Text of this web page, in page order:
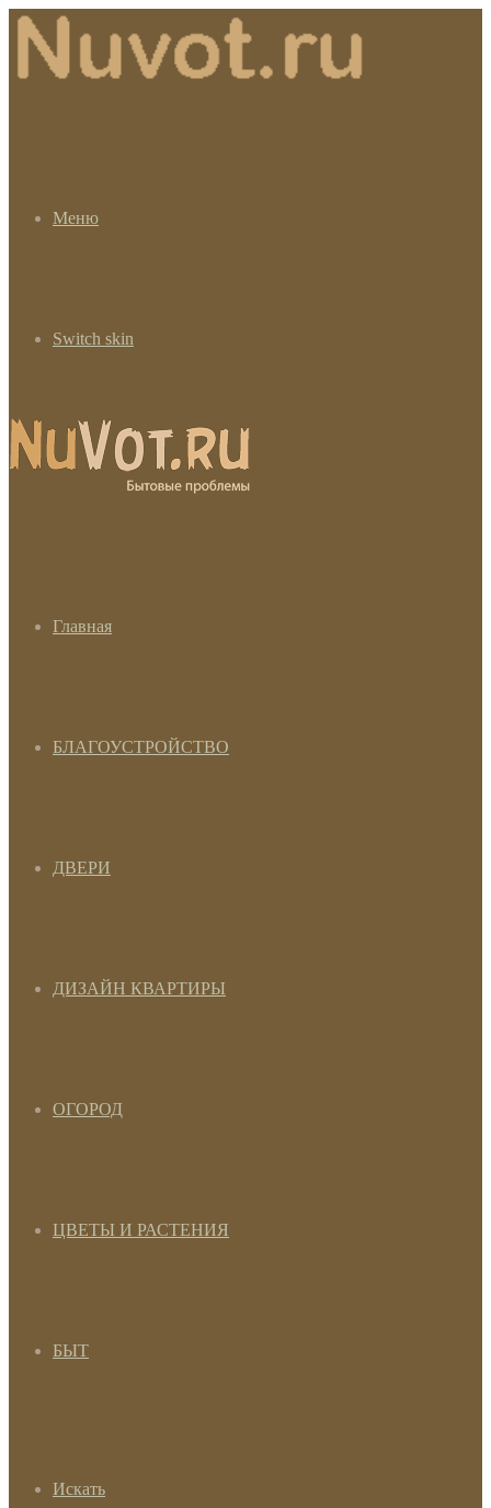
Меню
Switch skin
Главная
БЛАГОУСТРОЙСТВО
ДВЕРИ
ДИЗАЙН КВАРТИРЫ
ОГОРОД
ЦВЕТЫ И РАСТЕНИЯ
БЫТ
Искать